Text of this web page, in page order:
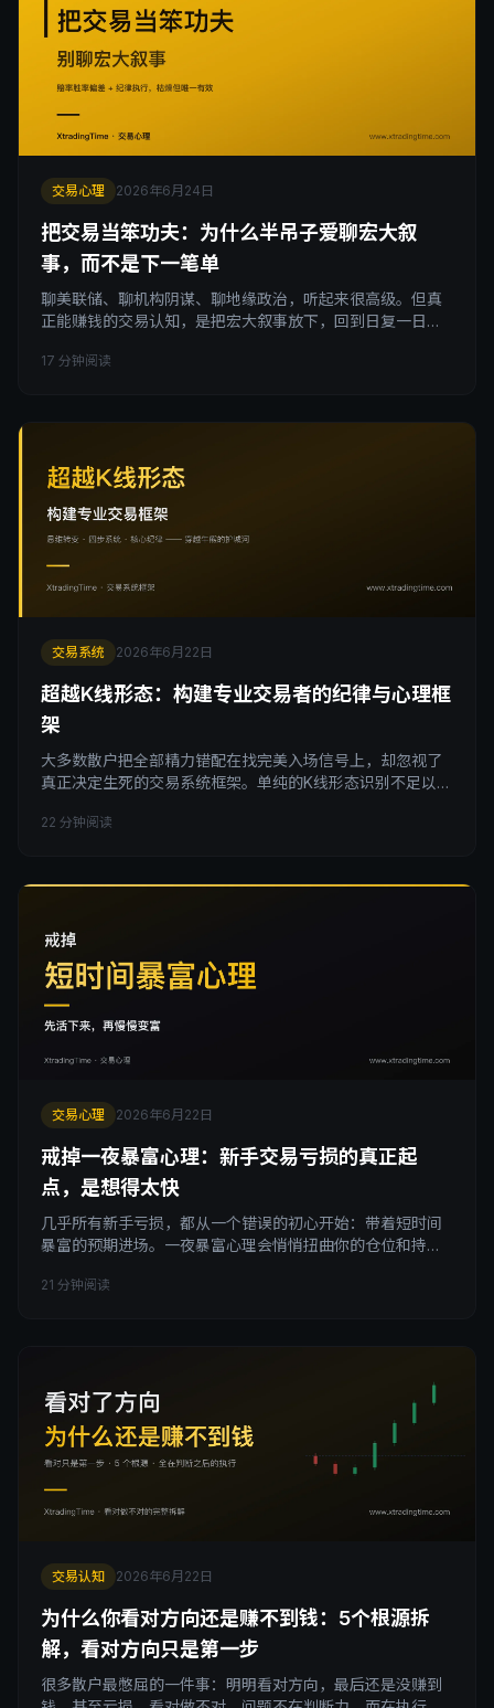
交易心理 2026年6月24日
把交易当笨功夫：为什么半吊子爱聊宏大叙
事，而不是下一笔单
聊美联储、聊机构阴谋、聊地缘政治，听起来很高级。但真
正能赚钱的交易认知，是把宏大叙事放下，回到日复一日的
故事，是因为故事比交易笨功夫轻松太多。交易笨功夫枯
17 分钟阅读
交易系统 2026年6月22日
超越K线形态：构建专业交易者的纪律与心理框
架
大多数散户把全部精力错配在找完美入场信号上，却忽视了
真正决定生死的交易系统框架。单纯的K线形态识别不足以长
大支柱，告诉你为什么正期望值、过程优于结果、交易纪律
22 分钟阅读
交易心理 2026年6月22日
戒掉一夜暴富心理：新手交易亏损的真正起
点，是想得太快
几乎所有新手亏损，都从一个错误的初心开始：带着短时间
暴富的预期进场。一夜暴富心理会悄悄扭曲你的仓位和持
富心理如何毁掉交易心态，以及为什么把目标从快速暴富换
21 分钟阅读
交易认知 2026年6月22日
为什么你看对方向还是赚不到钱：5个根源拆
解，看对方向只是第一步
很多散户最憋屈的一件事：明明看对方向，最后还是没赚到